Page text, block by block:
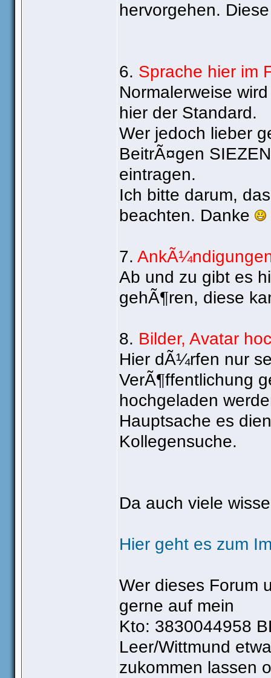
hervorgehen.
6. Sprache hier im
Normalerweise
hier der Standard.
Wer jedoch lieber
BeitrÃ¤gen
eintragen.
Ich bitte darum,
beachten. Danke
7.
Ab und zu gibt es
gehÃ¶ren, diese
8. Bilder, Avatar
Hier dÃ¼rfen nur
VerÃ¶ffentlichung
hochgeladen
Hauptsache es
Kollegensuche.
Da auch viele
Hier geht es zum
Wer dieses Forum
gerne auf mein
Kto: 3830044958
Leer/Wittmund
zukommen lassen